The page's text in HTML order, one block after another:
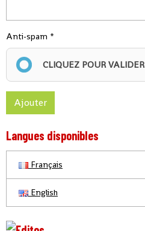
Anti-spam
CLIQUEZ POUR VALIDER
Ajouter
Langues disponibles
Français
English